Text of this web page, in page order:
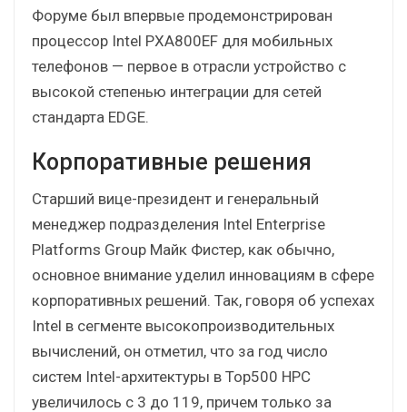
Форуме был впервые продемонстрирован
процессор Intel PXA800EF для мобильных
телефонов — первое в отрасли устройство с
высокой степенью интеграции для сетей
стандарта EDGE.
Корпоративные решения
Старший вице-президент и генеральный
менеджер подразделения Intel Enterprise
Platforms Group Майк Фистер, как обычно,
основное внимание уделил инновациям в сфере
корпоративных решений. Так, говоря об успехах
Intel в сегменте высокопроизводительных
вычислений, он отметил, что за год число
систем Intel-архитектуры в Top500 HPC
увеличилось с 3 до 119, причем только за